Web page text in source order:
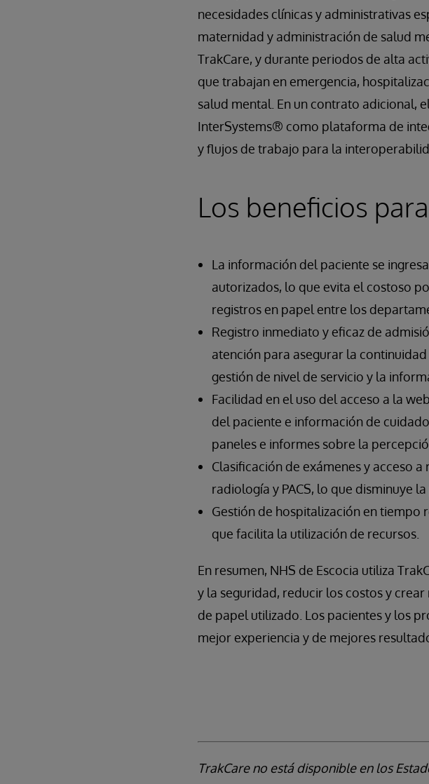
necesidades clínicas y administrativas
maternidad y administración de salud
TrakCare, y durante periodos de alta
que trabajan en emergencia,
salud mental. En un contrato adicional,
InterSystems® como plataforma de
y flujos de trabajo para la
Los beneficios
La información del paciente se
autorizados, lo que evita el costoso
registros en papel entre los
Registro inmediato y eficaz de
atención para asegurar la
gestión de nivel de servicio y la
Facilidad en el uso del acceso a la
del paciente e información de
paneles e informes sobre la
Clasificación de exámenes y acceso
radiología y PACS, lo que disminuye
Gestión de hospitalización en
que facilita la utilización de recursos.
En resumen, NHS de Escocia utiliza
y la seguridad, reducir los costos y
de papel utilizado. Los pacientes y los
mejor experiencia y de mejores
TrakCare no está disponible en los